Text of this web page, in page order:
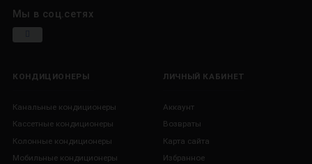
Мы в соц.сетях
КОНДИЦИОНЕРЫ
Канальные кондиционеры
Кассетные кондиционеры
Колонные кондиционеры
Мобильные кондиционеры
ЛИЧНЫЙ КАБИНЕТ
Аккаунт
Возвраты
Карта сайта
Избранное